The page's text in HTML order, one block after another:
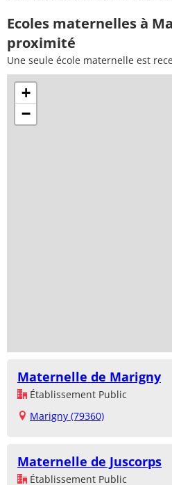
Ecoles maternelles à
proximité
Une seule école maternelle est
+
−
Maternelle de Marigny
Établissement Public
Marigny (79360)
Maternelle de Juscorps
Établissement Public